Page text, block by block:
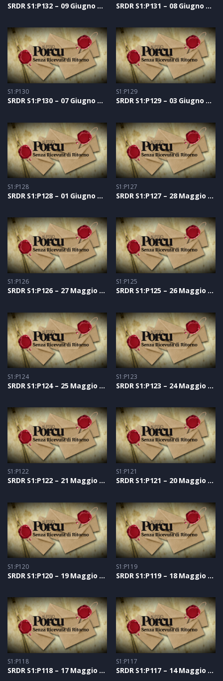
SRDR S1:P132 – 09 Giugno 2021 SRDR S1:P131 – 08 Giugno 2021
S1:P130
SRDR S1:P130 – 07 Giugno 2021
S1:P129
SRDR S1:P129 – 03 Giugno 2021
S1:P128
SRDR S1:P128 – 01 Giugno 2021
S1:P127
SRDR S1:P127 – 28 Maggio 2021
S1:P126
SRDR S1:P126 – 27 Maggio 2021
S1:P125
SRDR S1:P125 – 26 Maggio 2021
S1:P124
SRDR S1:P124 – 25 Maggio 2021
S1:P123
SRDR S1:P123 – 24 Maggio 2021
S1:P122
SRDR S1:P122 – 21 Maggio 2021
S1:P121
SRDR S1:P121 – 20 Maggio 2021
S1:P120
SRDR S1:P120 – 19 Maggio 2021
S1:P119
SRDR S1:P119 – 18 Maggio 2021
S1:P118
SRDR S1:P118 – 17 Maggio 2021
S1:P117
SRDR S1:P117 – 14 Maggio 2021